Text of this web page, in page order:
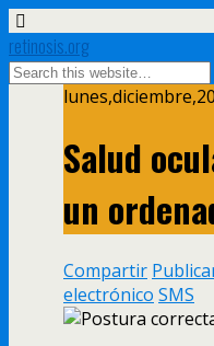
retinosis.org
Salud
un
Compartir
electrónico SMS